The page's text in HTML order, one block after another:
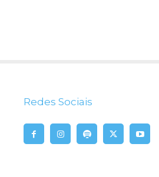
Redes Sociais